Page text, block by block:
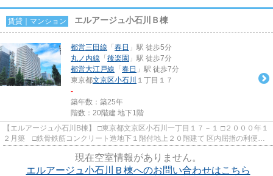
賃貸｜マンション エルアージュ小石川Ｂ棟
都営三田線 「 春日 」駅 徒歩5分
丸ノ内線 「 後楽園 」駅 徒歩7分
都営大江戸線 「 春日 」駅 徒歩7分
東京都文京区小石川 １丁目１７
-
築年数：築25年
階数：20階建 地下1階
【エルアージュ小石川B棟】 □東京都文京区小石川一丁目１７－１ □２０００年１
２月築 □鉄骨鉄筋コンクリート造地下１階付地上２０階建て 区内屈指の利便性
現在空室情報がありません。
エルアージュ小石川Ｂ棟へのお問い合わせはこちら